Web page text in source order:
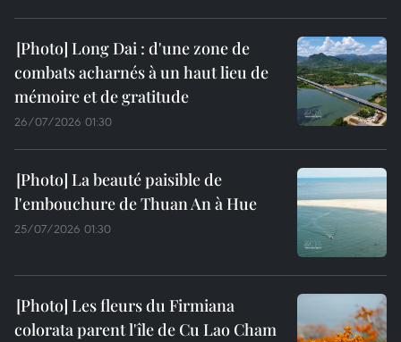
Long Dai : d'une zone de
combats acharnés à un haut lieu de
mémoire et de gratitude
26/07/2026 01:30
La beauté paisible de
l'embouchure de Thuan An à Hue
25/07/2026 01:30
Les fleurs du Firmiana
colorata parent l'île de Cu Lao Cham